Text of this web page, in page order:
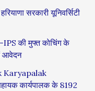
सरकारी यूनिवर्सिटी
की मुफ्त कोचिंग के
आवेदन
Karyapalak
कार्यपालक के 8192